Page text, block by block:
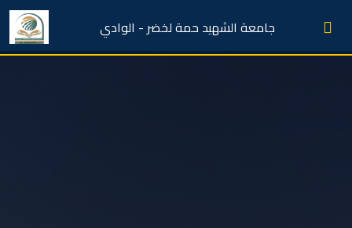
جامعة الشهيد حمة لخضر - الوادي